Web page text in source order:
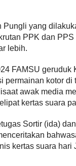
Pungli yang
PPK dan
lebih.
FAMSU
permainan kotor
awak media
kertas suara
Sortir (ida)
kertas suara